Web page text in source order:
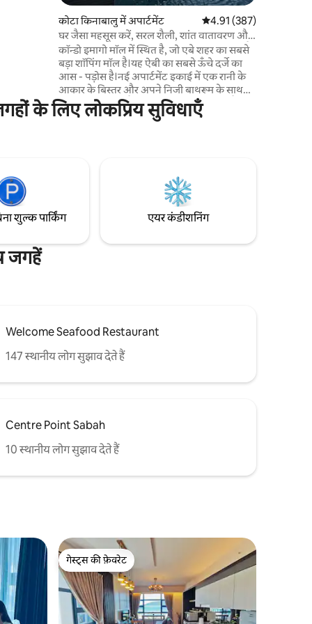
कोटा किनाबालु में अपार्टमेंट औसत रेटिंग 5 में से 4.91,
4.91 (387)
घर जैसा महसूस करें, सरल शैली, शांत वातावरण और
शाम के सूर्यास्त आपकी छुट्टियों को परफ़ेक्ट बनाते हैं
कॉन्डो इमागो मॉल में स्थित है, जो एबे शहर का सबसे
बड़ा शॉपिंग मॉल है।यह ऐबी का सबसे ऊँचे दर्जे का
आस - पड़ोस है।नई अपार्टमेंट इकाई में एक रानी के
आकार के बिस्तर और अपने निजी बाथरूम के साथ
एक मास्टर बेडरूम है।एक और डबल बेडरूम भी है।
मुख्य क्षेत्र में एक सोफ़ा बेड भी है।नीचे की ओर सुविधा
सवारी - शेयर प्राप्त करके अभय में प्रसिद्ध पर्यटन
के लिए लोकप्रिय सुविधाएँ
शुल्क पार्किंग एयर कंडीशनिंग
जगहें
Welcome Seafood Restaurant
147 स्थानीय लोग सुझाव देते हैं
Centre Point Sabah
10 स्थानीय लोग सुझाव देते हैं
गेस्ट्स की फ़ेवरेट
गेस्ट्स की फ़ेवरेट